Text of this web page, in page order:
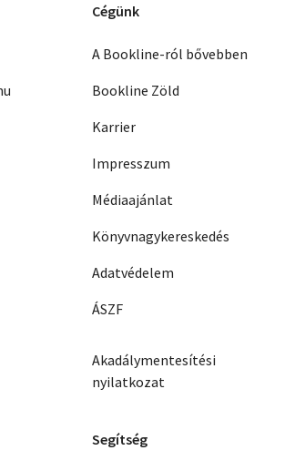
Cégünk
A Bookline-ról bővebben
Bookline Zöld
Karrier
Impresszum
Médiaajánlat
Könyvnagykereskedés
Adatvédelem
ÁSZF
Akadálymentesítési
nyilatkozat
Segítség